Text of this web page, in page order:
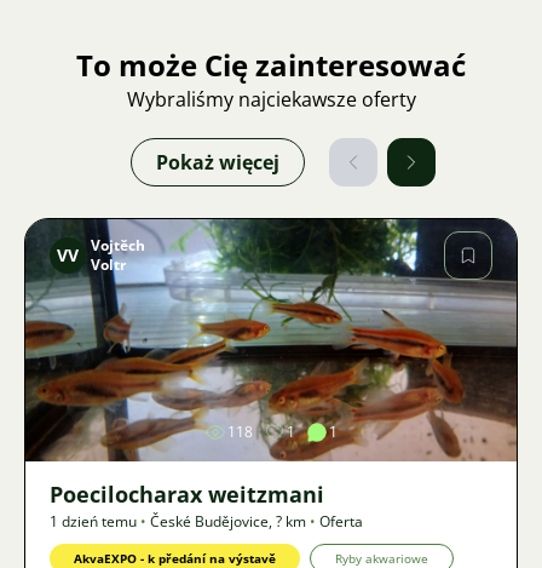
To może Cię zainteresować
Wybraliśmy najciekawsze oferty
Pokaż więcej
Zdjęcie
VV Vojtěch
Voltr
118 1 1
Poecilocharax weitzmani
1 dzień temu • České Budějovice,? km • Oferta
AkvaEXPO - k předání na výstavě Ryby akwariowe